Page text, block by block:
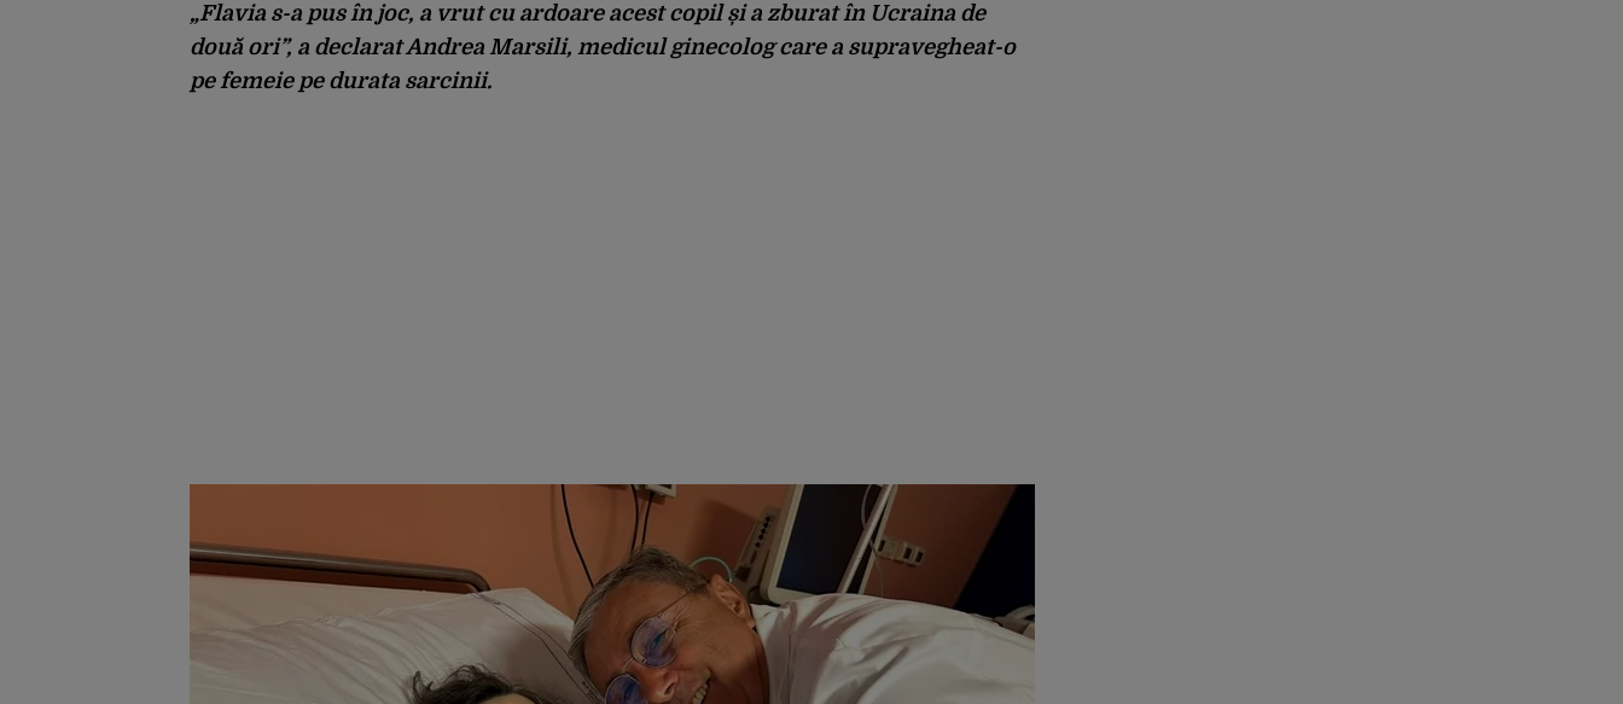
„Flavia s-a pus în joc, a vrut cu ardoare acest copil și a zburat în Ucraina de
două ori”, a declarat Andrea Marsili, medicul ginecolog care a supravegheat-o
pe femeie pe durata sarcinii.